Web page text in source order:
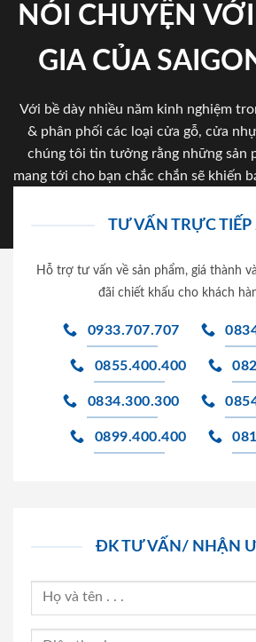
NÓI CHUYỆN
GIA CỦA
Với bề dày nhiều năm kinh nghiệm
& phân phối các loại cửa gỗ, cửa
chúng tôi tin tưởng rằng những sản
mang tới cho bạn chắc chắn sẽ khiến
TƯ VẤN TRỰC
Hỗ trợ tư vấn về sản phẩm, giá thành
đãi chiết khấu cho khách
0933.707.707
0855.400.400
0834.300.300
0899.400.400
ĐK TƯ VẤN/ NHẬN